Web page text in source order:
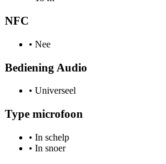
NFC
• Nee
Bediening Audio
• Universeel
Type microfoon
• In schelp
• In snoer